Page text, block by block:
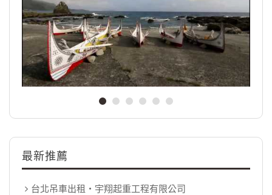
最新推薦
台北吊車出租‧宇翔起重工程有限公司